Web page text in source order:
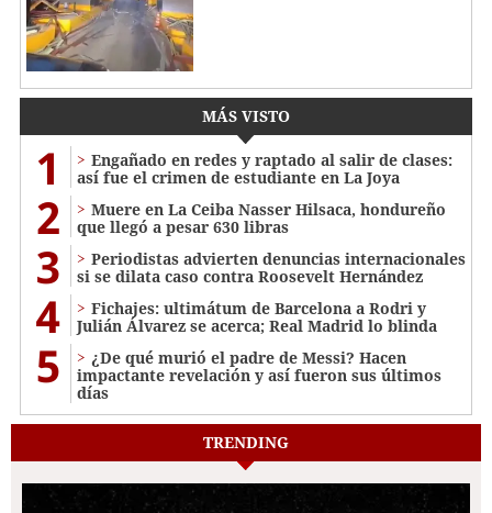
MÁS VISTO
1
Engañado en redes y raptado al salir de clases:
así fue el crimen de estudiante en La Joya
2
Muere en La Ceiba Nasser Hilsaca, hondureño
que llegó a pesar 630 libras
3
Periodistas advierten denuncias internacionales
si se dilata caso contra Roosevelt Hernández
4
Fichajes: ultimátum de Barcelona a Rodri y
Julián Álvarez se acerca; Real Madrid lo blinda
5
¿De qué murió el padre de Messi? Hacen
impactante revelación y así fueron sus últimos
días
TRENDING